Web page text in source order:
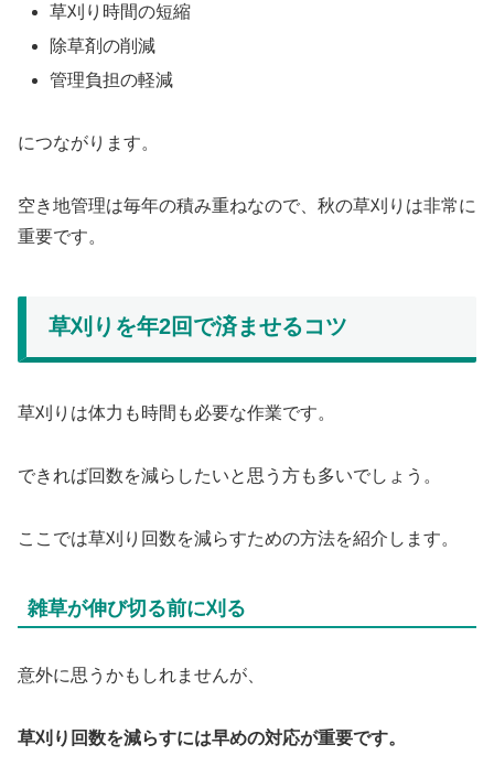
草刈り時間の短縮
除草剤の削減
管理負担の軽減
につながります。
空き地管理は毎年の積み重ねなので、秋の草刈りは非常に
重要です。
草刈りを年2回で済ませるコツ
草刈りは体力も時間も必要な作業です。
できれば回数を減らしたいと思う方も多いでしょう。
ここでは草刈り回数を減らすための方法を紹介します。
雑草が伸び切る前に刈る
意外に思うかもしれませんが、
草刈り回数を減らすには早めの対応が重要です。